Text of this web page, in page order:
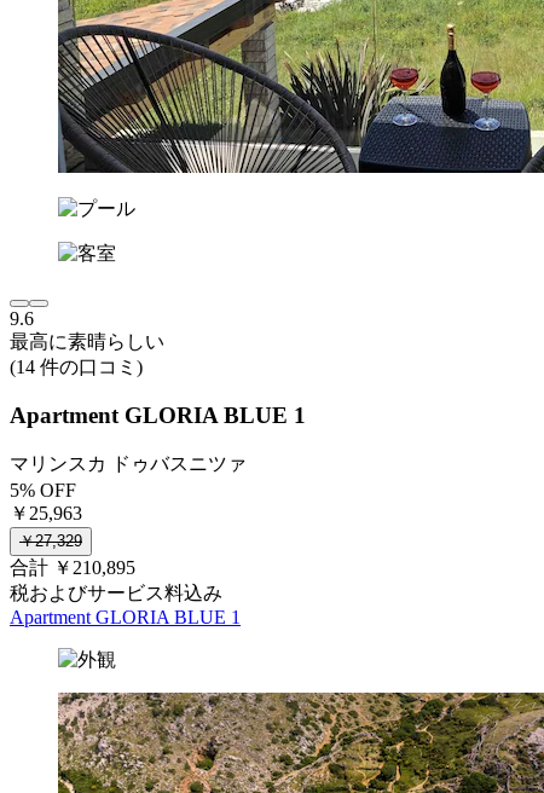
9.6
最高に素晴らしい
(14 件の口コミ)
Apartment GLORIA BLUE 1
マリンスカ ドゥバスニツァ
5% OFF
￥25,963
￥27,329
合計 ￥210,895
税およびサービス料込み
Apartment GLORIA BLUE 1